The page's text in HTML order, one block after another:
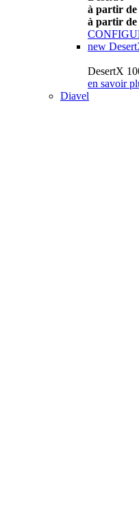
à partir de
à partir de
new
DesertX
en savoir
Diavel